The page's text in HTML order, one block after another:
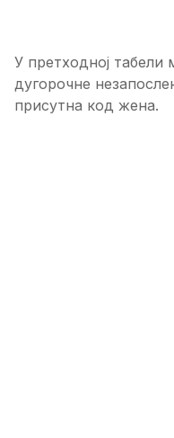
У претходној
дугорочне
присутна код жена.